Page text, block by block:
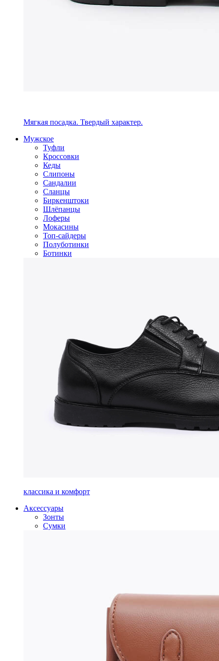
Мягкая посадка. Твердый характер.
Мужское
Туфли
Кроссовки
Кеды
Слипоны
Сандалии
Сланцы
Биркенштоки
Шлёпанцы
Лоферы
Мокасины
Топ-сайдеры
Полуботинки
Ботинки
классика и комфорт
Аксессуары
Зонты
Сумки